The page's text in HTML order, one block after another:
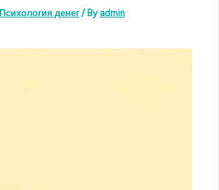
Психология денег / By admin